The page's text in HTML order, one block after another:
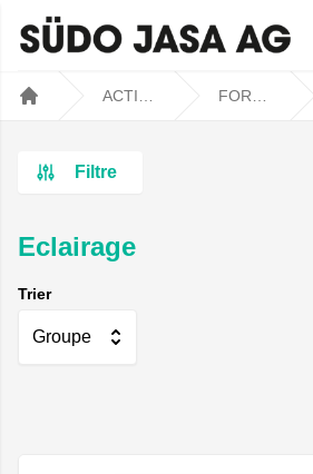
Filtre
Eclairage
Trier
Groupe